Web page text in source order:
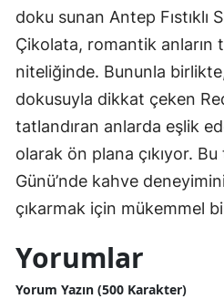
doku sunan Antep Fıstıklı
Çikolata, romantik anların
niteliğinde. Bununla
dokusuyla dikkat çeken
tatlandıran anlarda eşlik
olarak ön plana çıkıyor.
Günü’nde kahve
çıkarmak için mükemmel
Yorumlar
Yorum Yazın (500 Karakter)